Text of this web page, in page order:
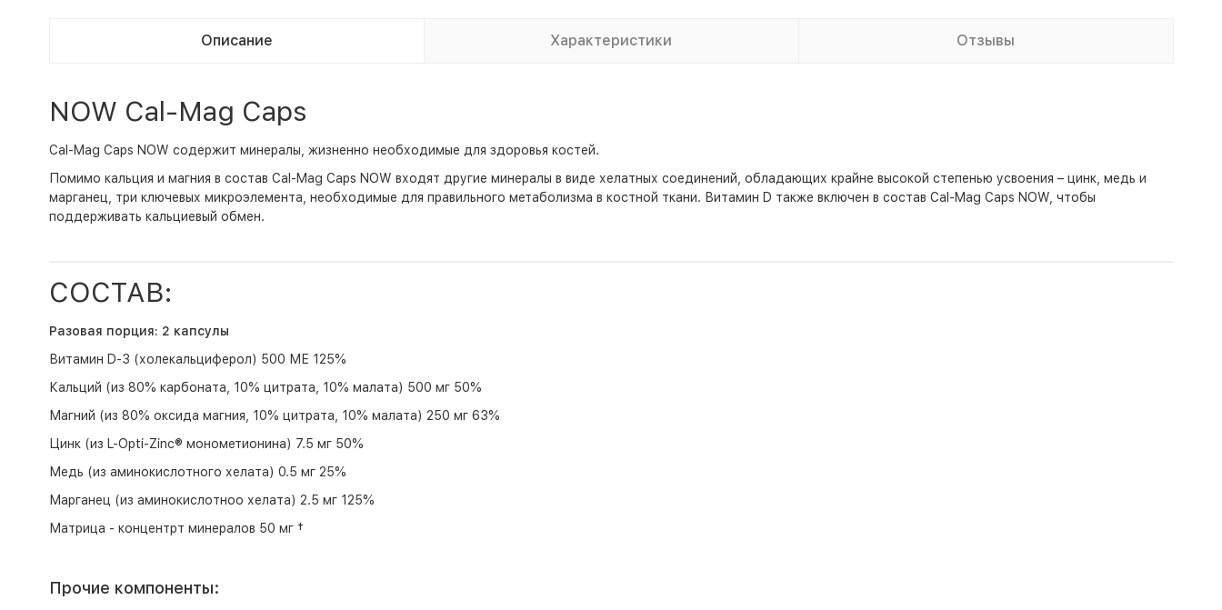
Описание Характеристики Отзывы
NOW Cal-Mag Caps
Cal-Mag Caps NOW содержит минералы, жизненно необходимые для здоровья костей.
Помимо кальция и магния в состав Cal-Mag Caps NOW входят другие минералы в виде хелатных соединений, обладающих крайне высокой степенью усвоения – цинк, медь и
марганец, три ключевых микроэлемента, необходимые для правильного метаболизма в костной ткани. Витамин D также включен в состав Cal-Mag Caps NOW, чтобы
поддерживать кальциевый обмен.
СОСТАВ:
Разовая порция: 2 капсулы
Витамин D-3 (холекальциферол) 500 МЕ 125%
Кальций (из 80% карбоната, 10% цитрата, 10% малата) 500 мг 50%
Магний (из 80% оксида магния, 10% цитрата, 10% малата) 250 мг 63%
Цинк (из L-Opti-Zinc® монометионина) 7.5 мг 50%
Медь (из аминокислотного хелата) 0.5 мг 25%
Марганец (из аминокислотноо хелата) 2.5 мг 125%
Матрица - концентрт минералов 50 мг †
Прочие компоненты: